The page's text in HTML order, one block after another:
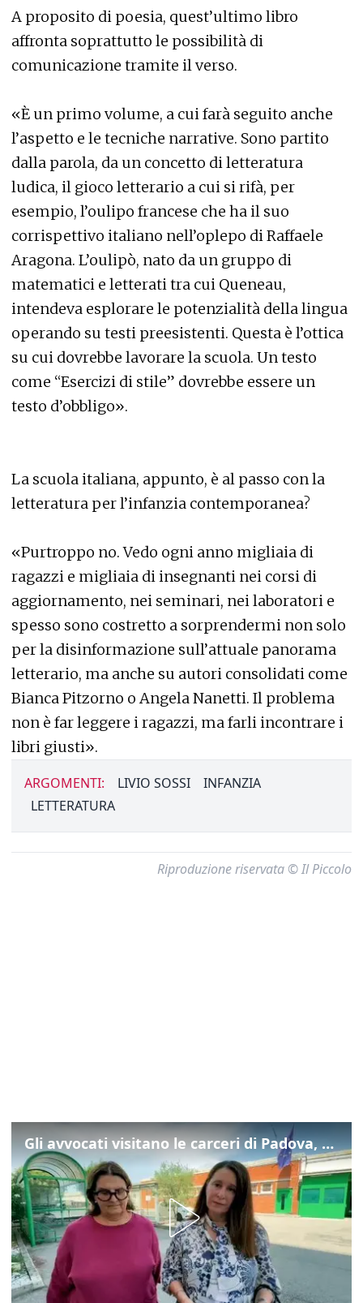
A proposito di poesia, quest’ultimo libro
affronta soprattutto le possibilità di
comunicazione tramite il verso.
«È un primo volume, a cui farà seguito anche
l’aspetto e le tecniche narrative. Sono partito
dalla parola, da un concetto di letteratura
ludica, il gioco letterario a cui si rifà, per
esempio, l’oulipo francese che ha il suo
corrispettivo italiano nell’oplepo di Raffaele
Aragona. L’oulipò, nato da un gruppo di
matematici e letterati tra cui Queneau,
intendeva esplorare le potenzialità della lingua
operando su testi preesistenti. Questa è l’ottica
su cui dovrebbe lavorare la scuola. Un testo
come “Esercizi di stile” dovrebbe essere un
testo d’obbligo».
La scuola italiana, appunto, è al passo con la
letteratura per l’infanzia contemporanea?
«Purtroppo no. Vedo ogni anno migliaia di
ragazzi e migliaia di insegnanti nei corsi di
aggiornamento, nei seminari, nei laboratori e
spesso sono costretto a sorprendermi non solo
per la disinformazione sull’attuale panorama
letterario, ma anche su autori consolidati come
Bianca Pitzorno o Angela Nanetti. Il problema
non è far leggere i ragazzi, ma farli incontrare i
libri giusti».
ARGOMENTI: LIVIO SOSSI
INFANZIA
LETTERATURA
Riproduzione riservata © Il Piccolo
Gli avvocati visitano le carceri di Padova, ecco cosa hanno trovato